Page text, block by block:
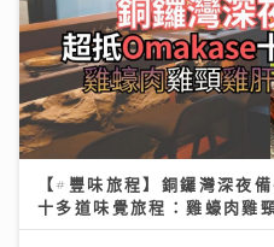
【#豐味旅程】銅鑼灣深夜
十多道味覺旅程：雞蠔肉雞